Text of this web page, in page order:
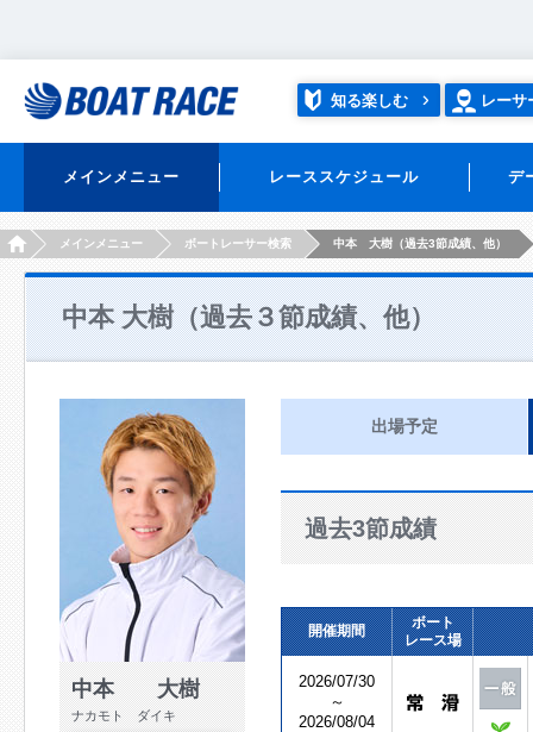
知る楽しむ レーサ
メインメニュー レーススケジュール デ
HOMEメインメニュー ボートレーサー検索 中本 大樹（過去3節成績、他）
中本 大樹（過去３節成績、他）
中本 大樹
ナカモト ダイキ
出場予定
過去3節成績
開催期間
ボート
レース場
2026/07/30
～
2026/08/04